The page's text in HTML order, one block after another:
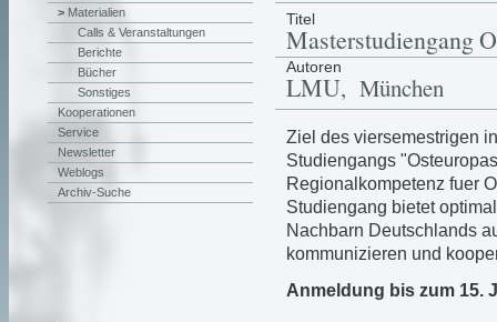
Titel
Masterstudiengang
Autoren
LMU, München
Ziel des viersemestrigen
Studiengangs
Regionalkompetenz fuer
Studiengang bietet
Nachbarn Deutschlands
kommunizieren und
Anmeldung bis zum 15.
> Materialien
Calls & Veranstaltungen
Berichte
Bücher
Sonstiges
Kooperationen
Service
Newsletter
Weblogs
Archiv-Suche